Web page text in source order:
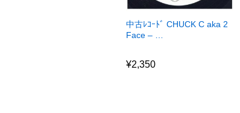
中古ﾚｺｰﾄﾞ CHUCK C aka 2
Face – …
¥2,350